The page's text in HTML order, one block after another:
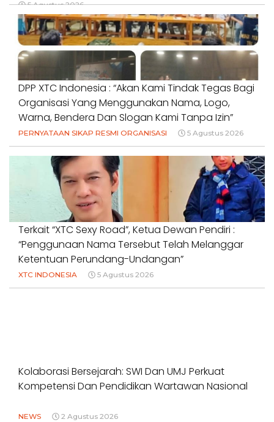
5 Agustus 2026
DPP XTC Indonesia : “Akan Kami Tindak Tegas Bagi
Organisasi Yang Menggunakan Nama, Logo,
Warna, Bendera Dan Slogan Kami Tanpa Izin”
PERNYATAAN SIKAP RESMI ORGANISASI 5 Agustus 2026
Terkait “XTC Sexy Road”, Ketua Dewan Pendiri :
“Penggunaan Nama Tersebut Telah Melanggar
Ketentuan Perundang-Undangan”
XTC INDONESIA 5 Agustus 2026
Kolaborasi Bersejarah: SWI Dan UMJ Perkuat
Kompetensi Dan Pendidikan Wartawan Nasional
NEWS 2 Agustus 2026